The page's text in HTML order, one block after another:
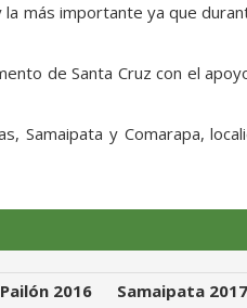
más importante ya que
de Santa Cruz con el
Samaipata y Comarapa,
Pailón 2016 Samaipata 2017